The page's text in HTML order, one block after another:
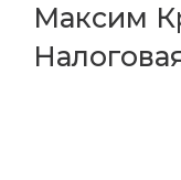
Максим